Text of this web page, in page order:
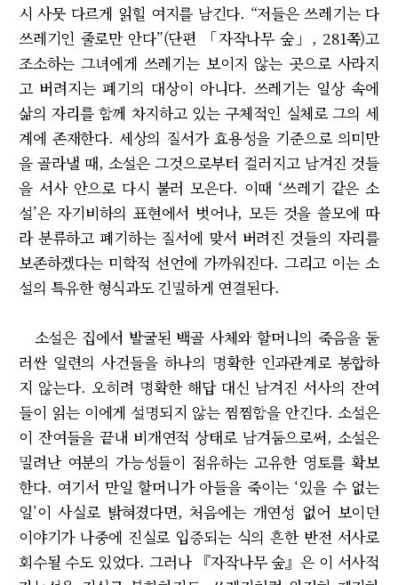
시 사뭇 다르게 읽힐 여지를 남긴다. “저들은 쓰레기는 다
쓰레기인 줄로만 안다”(단편 「자작나무 숲」, 281쪽)고
조소하는 그녀에게 쓰레기는 보이지 않는 곳으로 사라지
고 버려지는 폐기의 대상이 아니다. 쓰레기는 일상 속에
삶의 자리를 함께 차지하고 있는 구체적인 실체로 그의 세
계에 존재한다. 세상의 질서가 효용성을 기준으로 의미만
을 골라낼 때, 소설은 그것으로부터 걸러지고 남겨진 것들
을 서사 안으로 다시 불러 모은다. 이때 ‘쓰레기 같은 소
설’은 자기비하의 표현에서 벗어나, 모든 것을 쓸모에 따
라 분류하고 폐기하는 질서에 맞서 버려진 것들의 자리를
보존하겠다는 미학적 선언에 가까워진다. 그리고 이는 소
설의 특유한 형식과도 긴밀하게 연결된다.
소설은 집에서 발굴된 백골 사체와 할머니의 죽음을 둘
러싼 일련의 사건들을 하나의 명확한 인과관계로 봉합하
지 않는다. 오히려 명확한 해답 대신 남겨진 서사의 잔여
들이 읽는 이에게 설명되지 않는 찜찜함을 안긴다. 소설은
이 잔여들을 끝내 비개연적 상태로 남겨둠으로써, 소설은
밀려난 여분의 가능성들이 점유하는 고유한 영토를 확보
한다. 여기서 만일 할머니가 아들을 죽이는 ‘있을 수 없는
일’이 사실로 밝혀졌다면, 처음에는 개연성 없어 보이던
이야기가 나중에 진실로 입증되는 식의 흔한 반전 서사로
회수될 수도 있었다. 그러나 『자작나무 숲』은 이 서사적